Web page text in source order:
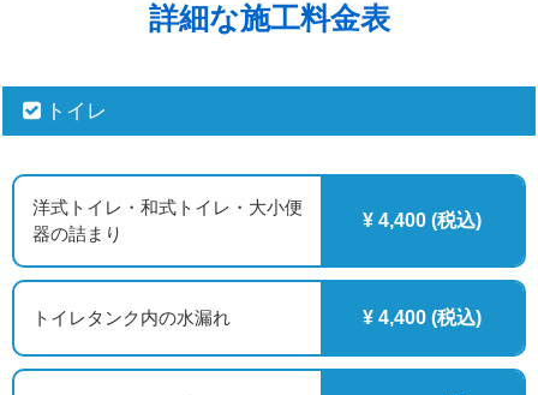
詳細な施工料金表
トイレ
洋式トイレ・和式トイレ・大小便
器の詰まり
¥ 4,400 (税込)
トイレタンク内の水漏れ ¥ 4,400 (税込)